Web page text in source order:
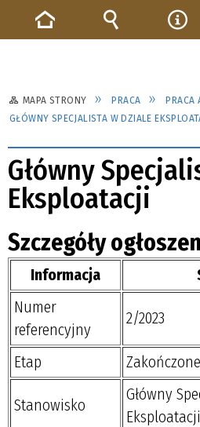
MAPA STRONY PRACA PRACA
GŁÓWNY SPECJALISTA W DZIALE
Główny
Eksploatacji
Szczegóły
Informacja
Numer
referencyjny
2/2023
Etap Zakończone
Stanowisko
Główny
Eksploatacji
Strona